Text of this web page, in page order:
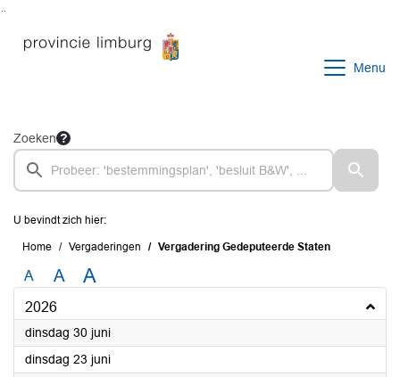
Menu
Zoeken
U bevindt zich hier:
Home Vergaderingen Vergadering Gedeputeerde Staten
A A A
2026
dinsdag 30 juni2026
dinsdag 23 juni2026